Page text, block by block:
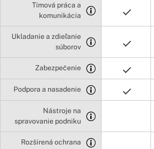
Tímová práca a
komunikácia
Ukladanie a zdieľanie
súborov
Zabezpečenie
Podpora a nasadenie
Nástroje na
spravovanie podniku
Rozšírená ochrana